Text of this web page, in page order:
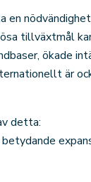
en
tillväxtmål
ökade
är
detta:
betydande